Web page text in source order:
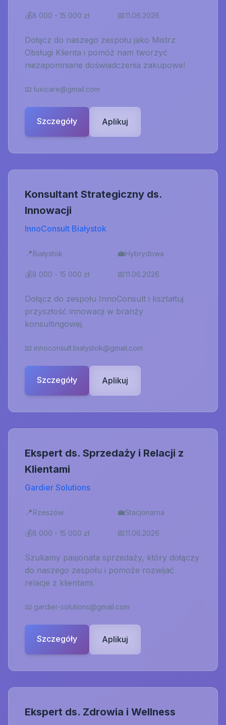
💰8 000 - 15 000 zł 📅11.06.2026
Dołącz do naszego zespołu jako Mistrz
Obsługi Klienta i pomóż nam tworzyć
niezapomniane doświadczenia zakupowe!
📧 luxicare@gmail.com
Szczegóły Aplikuj
Konsultant Strategiczny ds.
Innowacji
InnoConsult Białystok
📍Białystok 💼Hybrydowa
💰8 000 - 15 000 zł 📅11.06.2026
Dołącz do zespołu InnoConsult i kształtuj
przyszłość innowacji w branży
konsultingowej.
📧 innoconsult.bialystok@gmail.com
Szczegóły Aplikuj
Ekspert ds. Sprzedaży i Relacji z
Klientami
Gardier Solutions
📍Rzeszów 💼Stacjonarna
💰8 000 - 15 000 zł 📅11.06.2026
Szukamy pasjonata sprzedaży, który dołączy
do naszego zespołu i pomoże rozwijać
relacje z klientami.
📧 gardier-solutions@gmail.com
Szczegóły Aplikuj
Ekspert ds. Zdrowia i Wellness